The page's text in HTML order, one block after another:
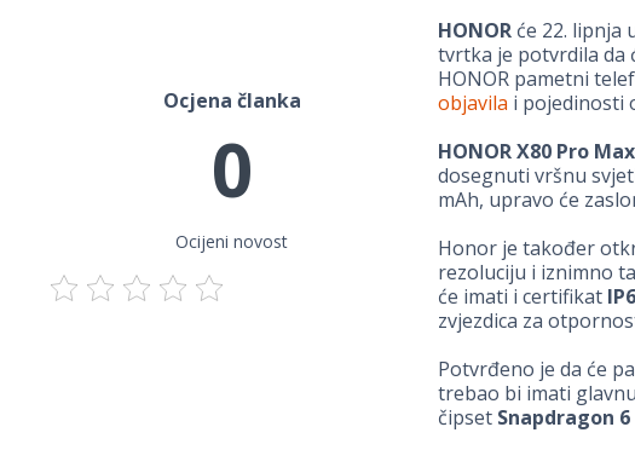
Ocjena članka
0
Ocijeni novost
HONORće 22. lipnja
tvrtka je potvrdila da
HONOR pametni
objavila i pojedinosti
HONOR X80 Pro Max
dosegnuti vršnu
mAh, upravo će
Honor je također
rezoluciju i iznimno
će imati i certifikat
zvjezdica za
Potvrđeno je da će
trebao bi imati
čipset Snapdragon 6